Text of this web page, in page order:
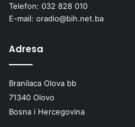
Telefon: 032 828 010
E-mail: oradio@bih.net.ba
Adresa
Branilaca Olova bb
71340 Olovo
Bosna i Hercegovina